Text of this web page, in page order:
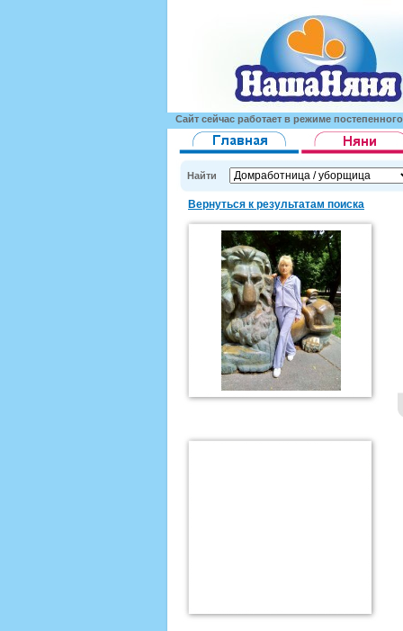
Сайт сейчас работает в режиме
Найти
Вернуться к результатам поиска